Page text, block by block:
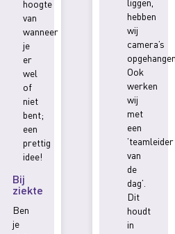
hoogte
van
wanneer
je
er
wel
of
niet
bent;
een
prettig
idee!
Bij
ziekte
Ben
je
hebben
wij
camera’s
Ook
werken
wij
met
een
’teamleider
van
de
dag’.
Dit
houdt
in